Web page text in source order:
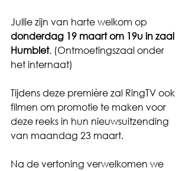
Jullie zijn van harte welkom op
donderdag 19 maart om 19u in zaal
Humblet. (Ontmoetingszaal onder
het internaat)
Tijdens deze première zal RingTV ook
filmen om promotie te maken voor
deze reeks in hun nieuwsuitzending
van maandag 23 maart.
Na de vertoning verwelkomen we